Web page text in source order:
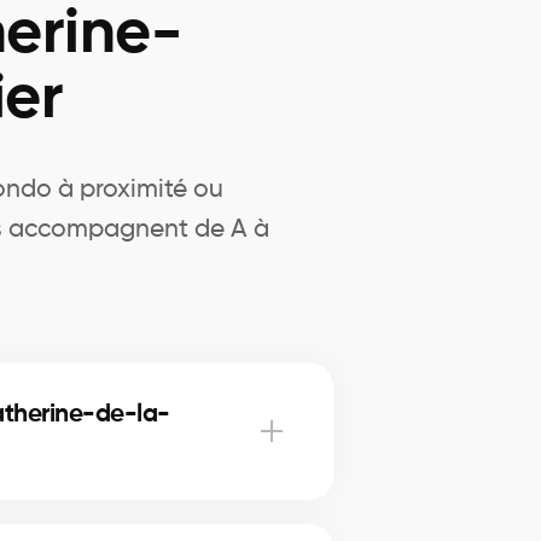
à proximité ou
accompagnent de A à
de-la-